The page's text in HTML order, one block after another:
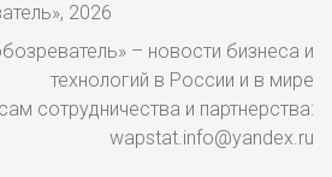
2026
– новости бизнеса и
технологий в России и в мире
сотрудничества и партнерства:
wapstat.info@yandex.ru